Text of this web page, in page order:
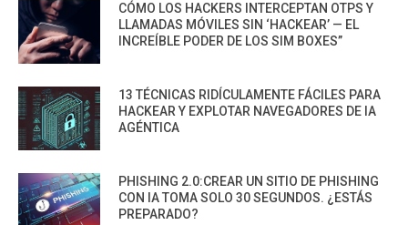
CÓMO LOS HACKERS INTERCEPTAN OTPS Y
LLAMADAS MÓVILES SIN ‘HACKEAR’ — EL
INCREÍBLE PODER DE LOS SIM BOXES”
13 TÉCNICAS RIDÍCULAMENTE FÁCILES PARA
HACKEAR Y EXPLOTAR NAVEGADORES DE IA
AGÉNTICA
PHISHING 2.0:CREAR UN SITIO DE PHISHING
CON IA TOMA SOLO 30 SEGUNDOS. ¿ESTÁS
PREPARADO?